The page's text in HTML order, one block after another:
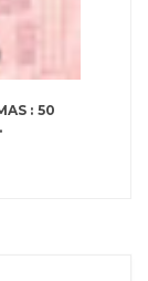
: 50